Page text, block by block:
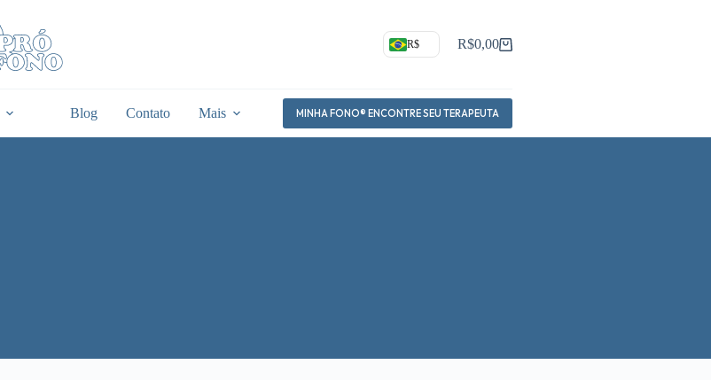
R$ Carrinho
R$0,00
Blog Contato Mais MINHA FONO® ENCONTRE SEU TERAPEUTA